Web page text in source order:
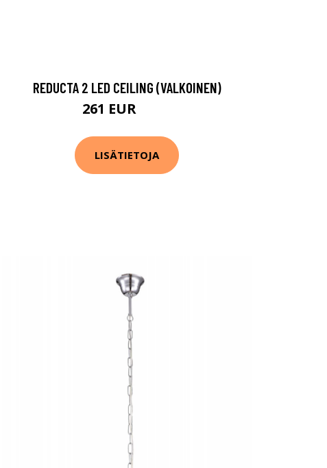
REDUCTA 2 LED CEILING (VALKOINEN)
261 EUR
LISÄTIETOJA